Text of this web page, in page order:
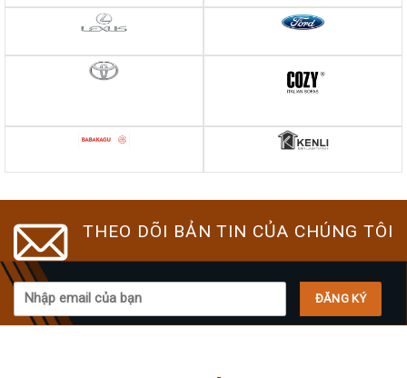
THEO DÕI BẢN TIN CỦA CHÚNG TÔI